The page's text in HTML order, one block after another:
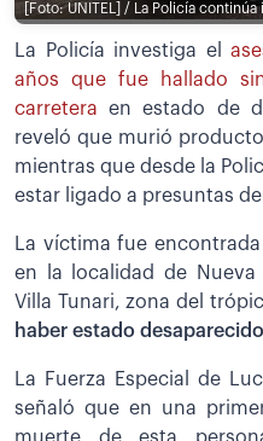
[Foto: UNITEL] / La Policía
La Policía investiga el
años que fue hallado
carretera en estado de
reveló que murió
mientras que desde la
estar ligado a presuntas
La víctima fue
en la localidad de
Villa Tunari, zona del
haber estado
La Fuerza Especial de
señaló que en una